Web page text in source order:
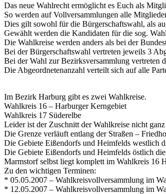
Das neue Wahlrecht ermöglicht es Euch als
So werden auf Vollversammlungen alle
Dies gilt sowohl für die Bürgerschaftswahl, als
Gewählt werden die Kandidaten für die sog.
Die Wahlkreise werden anders als bei der
Bei der Bürgerschaftswahl vertreten jeweils 3
Bei der Wahl zur Bezirksversammlung vertreten
Die Abgeordnetenanzahl verteilt sich auf alle
Im Bezirk Harburg gibt es zwei Wahlkreise.
Wahlkreis 16 – Harburger Kerngebiet
Wahlkreis 17 Süderelbe
Leider ist der Zuschnitt der Wahlkreise nicht
Die Grenze verläuft entlang der Straßen –
Die Gebiete Eißendorfs und Heimfelds westlich
Die Gebiete Eißendorfs und Heimfelds östlich
Marmstorf selbst liegt komplett im Wahlkreis 16
Zu den wichtigen Terminen:
* 05.05.2007 – Wahlkreisvollversammlung im
* 12.05.2007 – Wahlkreisvollversammlung im